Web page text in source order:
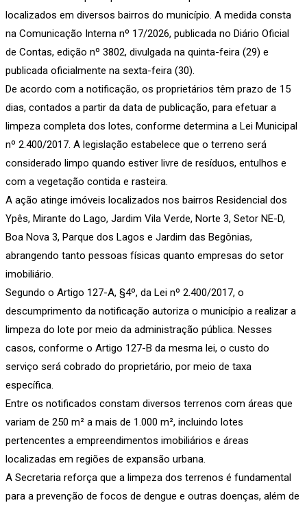
localizados em diversos bairros do município. A medida consta
na Comunicação Interna nº 17/2026, publicada no Diário Oficial
de Contas, edição nº 3802, divulgada na quinta-feira (29) e
publicada oficialmente na sexta-feira (30).
De acordo com a notificação, os proprietários têm prazo de 15
dias, contados a partir da data de publicação, para efetuar a
limpeza completa dos lotes, conforme determina a Lei Municipal
nº 2.400/2017. A legislação estabelece que o terreno será
considerado limpo quando estiver livre de resíduos, entulhos e
com a vegetação contida e rasteira.
A ação atinge imóveis localizados nos bairros Residencial dos
Ypês, Mirante do Lago, Jardim Vila Verde, Norte 3, Setor NE-D,
Boa Nova 3, Parque dos Lagos e Jardim das Begônias,
abrangendo tanto pessoas físicas quanto empresas do setor
imobiliário.
Segundo o Artigo 127-A, §4º, da Lei nº 2.400/2017, o
descumprimento da notificação autoriza o município a realizar a
limpeza do lote por meio da administração pública. Nesses
casos, conforme o Artigo 127-B da mesma lei, o custo do
serviço será cobrado do proprietário, por meio de taxa
específica.
Entre os notificados constam diversos terrenos com áreas que
variam de 250 m² a mais de 1.000 m², incluindo lotes
pertencentes a empreendimentos imobiliários e áreas
localizadas em regiões de expansão urbana.
A Secretaria reforça que a limpeza dos terrenos é fundamental
para a prevenção de focos de dengue e outras doenças, além de